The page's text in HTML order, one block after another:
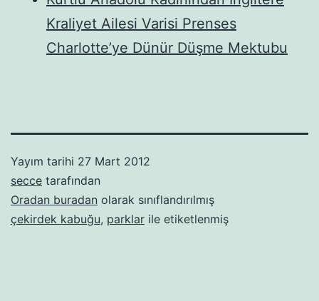
Kraliyet Ailesi Varisi Prenses
Charlotte’ye Dünür Düşme Mektubu
Yayım tarihi 27 Mart 2012
secce tarafından
Oradan buradan olarak sınıflandırılmış
çekirdek kabuğu, parklar ile etiketlenmiş